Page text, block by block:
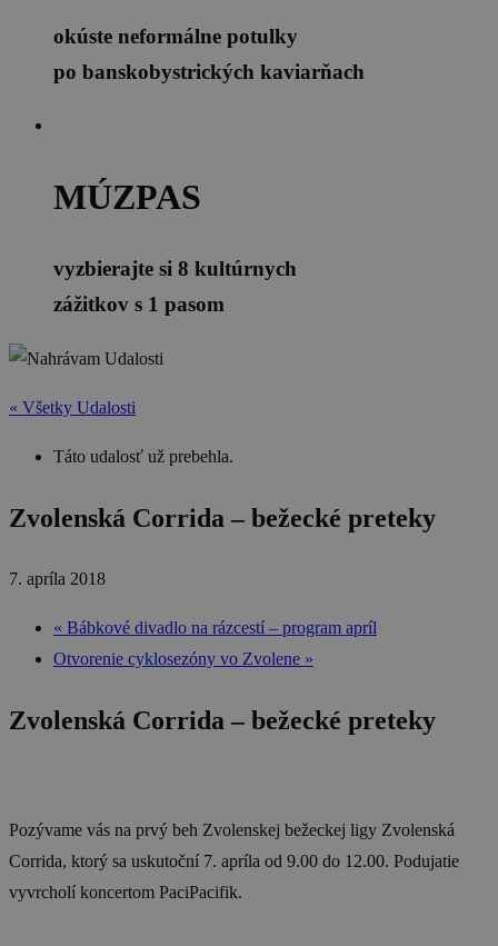
okúste neformálne potulky
po banskobystrických kaviarňach
MÚZPAS
vyzbierajte si 8 kultúrnych
zážitkov s 1 pasom
« Všetky Udalosti
Táto udalosť už prebehla.
Zvolenská Corrida – bežecké preteky
7. apríla 2018
« Bábkové divadlo na rázcestí – program apríl
Otvorenie cyklosezóny vo Zvolene »
Zvolenská Corrida – bežecké preteky
Pozývame vás na prvý beh Zvolenskej bežeckej ligy Zvolenská
Corrida, ktorý sa uskutoční 7. apríla od 9.00 do 12.00. Podujatie
vyvrcholí koncertom PaciPacifik.